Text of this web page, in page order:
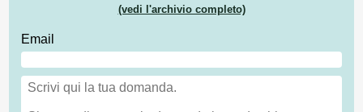
(vedi l'archivio completo)
Email